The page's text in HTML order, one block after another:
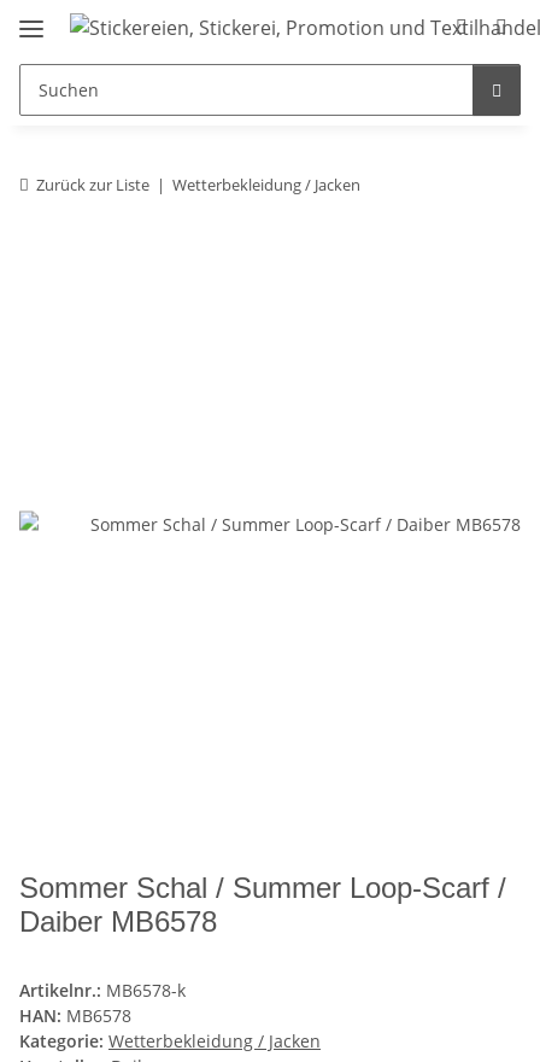
Zurück zur Liste Wetterbekleidung / Jacken
Sommer Schal / Summer Loop-Scarf /
Daiber MB6578
Artikelnr.: MB6578-k
HAN: MB6578
Kategorie: Wetterbekleidung / Jacken